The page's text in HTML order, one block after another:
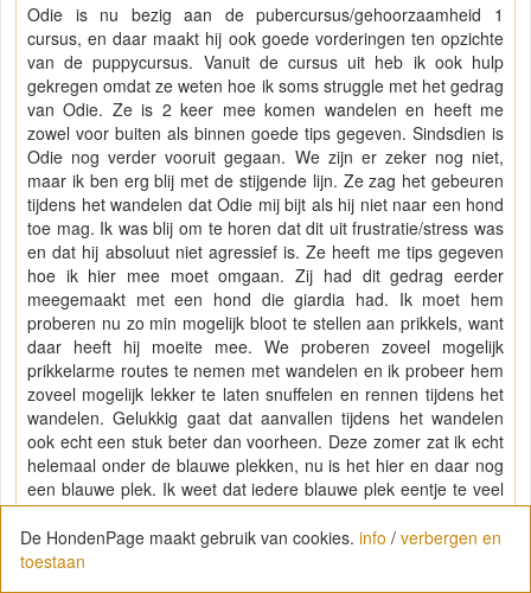
Odie is nu bezig aan de pubercursus/gehoorzaamheid 1
cursus, en daar maakt hij ook goede vorderingen ten opzichte
van de puppycursus. Vanuit de cursus uit heb ik ook hulp
gekregen omdat ze weten hoe ik soms struggle met het gedrag
van Odie. Ze is 2 keer mee komen wandelen en heeft me
zowel voor buiten als binnen goede tips gegeven. Sindsdien is
Odie nog verder vooruit gegaan. We zijn er zeker nog niet,
maar ik ben erg blij met de stijgende lijn. Ze zag het gebeuren
tijdens het wandelen dat Odie mij bijt als hij niet naar een hond
toe mag. Ik was blij om te horen dat dit uit frustratie/stress was
en dat hij absoluut niet agressief is. Ze heeft me tips gegeven
hoe ik hier mee moet omgaan. Zij had dit gedrag eerder
meegemaakt met een hond die giardia had. Ik moet hem
proberen nu zo min mogelijk bloot te stellen aan prikkels, want
daar heeft hij moeite mee. We proberen zoveel mogelijk
prikkelarme routes te nemen met wandelen en ik probeer hem
zoveel mogelijk lekker te laten snuffelen en rennen tijdens het
wandelen. Gelukkig gaat dat aanvallen tijdens het wandelen
ook echt een stuk beter dan voorheen. Deze zomer zat ik echt
helemaal onder de blauwe plekken, nu is het hier en daar nog
een blauwe plek. Ik weet dat iedere blauwe plek eentje te veel
is, maar als ik kijk waar we vandaan komen ben ik blij met de
vorderingen en dat we nu hulp krijgen.
De HondenPage maakt gebruik van cookies. info / verbergen en
toestaan